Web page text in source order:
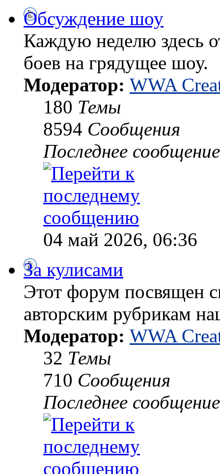
Обсуждение шоу
Каждую неделю здесь
боев на грядущее шоу.
Модератор: WWA
180 Темы
8594 Сообщения
Последнее сообщение
04 май 2026, 06:36
За кулисами
Этот форум посвящен
авторским рубрикам
Модератор: WWA
32 Темы
710 Сообщения
Последнее сообщение